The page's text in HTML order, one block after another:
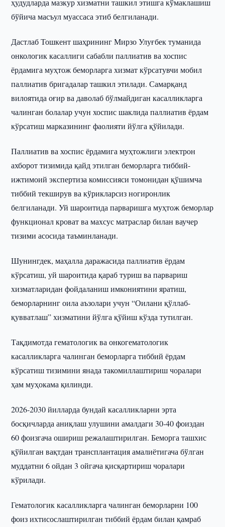
ҳудудларда мазкур хизматни ташкил этишга кўмаклашиш
бўйича масъул муассаса этиб белгиланади.
Дастлаб Тошкент шаҳрининг Мирзо Улуғбек туманида
онкологик касаллиги сабабли паллиатив ва хоспис
ёрдамига муҳтож беморларга хизмат кўрсатувчи мобил
паллиатив бригадалар ташкил этилади. Самарқанд
вилоятида оғир ва даволаб бўлмайдиган касалликларга
чалинган болалар учун хоспис шаклида паллиатив ёрдам
кўрсатиш марказининг фаолияти йўлга қўйилади.
Паллиатив ва хоспис ёрдамига муҳтожлиги электрон
ахборот тизимида қайд этилган беморларга тиббий-
ижтимоий экспертиза комиссияси томонидан қўшимча
тиббий текширув ва кўрикларсиз ногиронлик
белгиланади. Уй шароитида парваришга муҳтож беморлар
функционал кроват ва махсус матраслар билан ваучер
тизими асосида таъминланади.
Шунингдек, маҳалла даражасида паллиатив ёрдам
кўрсатиш, уй шароитида қараб туриш ва парвариш
хизматларидан фойдаланиш имкониятини яратиш,
беморларнинг оила аъзолари учун “Оилани қўллаб-
қувватлаш” хизматини йўлга қўйиш кўзда тутилган.
Тақдимотда гематологик ва онкогематологик
касалликларга чалинган беморларга тиббий ёрдам
кўрсатиш тизимини янада такомиллаштириш чоралари
ҳам муҳокама қилинди.
2026-2030 йилларда бундай касалликларни эрта
босқичларда аниқлаш улушини амалдаги 30-40 фоиздан
60 фоизгача ошириш режалаштирилган. Беморга ташхис
қўйилган вақтдан трансплантация амалиётигача бўлган
муддатни 6 ойдан 3 ойгача қисқартириш чоралари
кўрилади.
Гематологик касалликларга чалинган беморларни 100
фоиз ихтисослаштирилган тиббий ёрдам билан қамраб